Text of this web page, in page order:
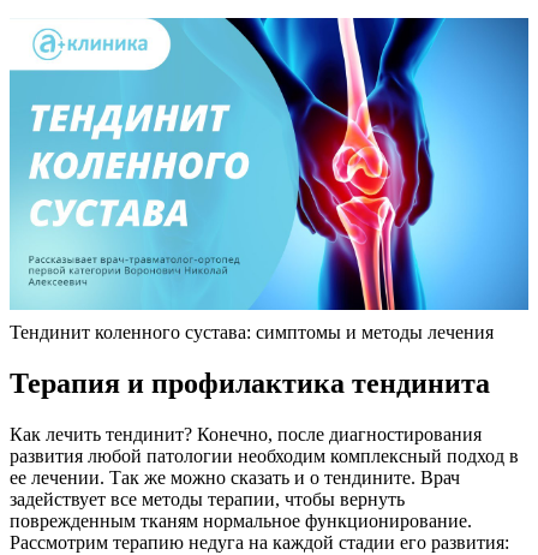
Тендинит коленного сустава: симптомы и методы лечения
Терапия и профилактика тендинита
Как лечить тендинит? Конечно, после диагностирования
развития любой патологии необходим комплексный подход в
ее лечении. Так же можно сказать и о тендините. Врач
задействует все методы терапии, чтобы вернуть
поврежденным тканям нормальное функционирование.
Рассмотрим терапию недуга на каждой стадии его развития: